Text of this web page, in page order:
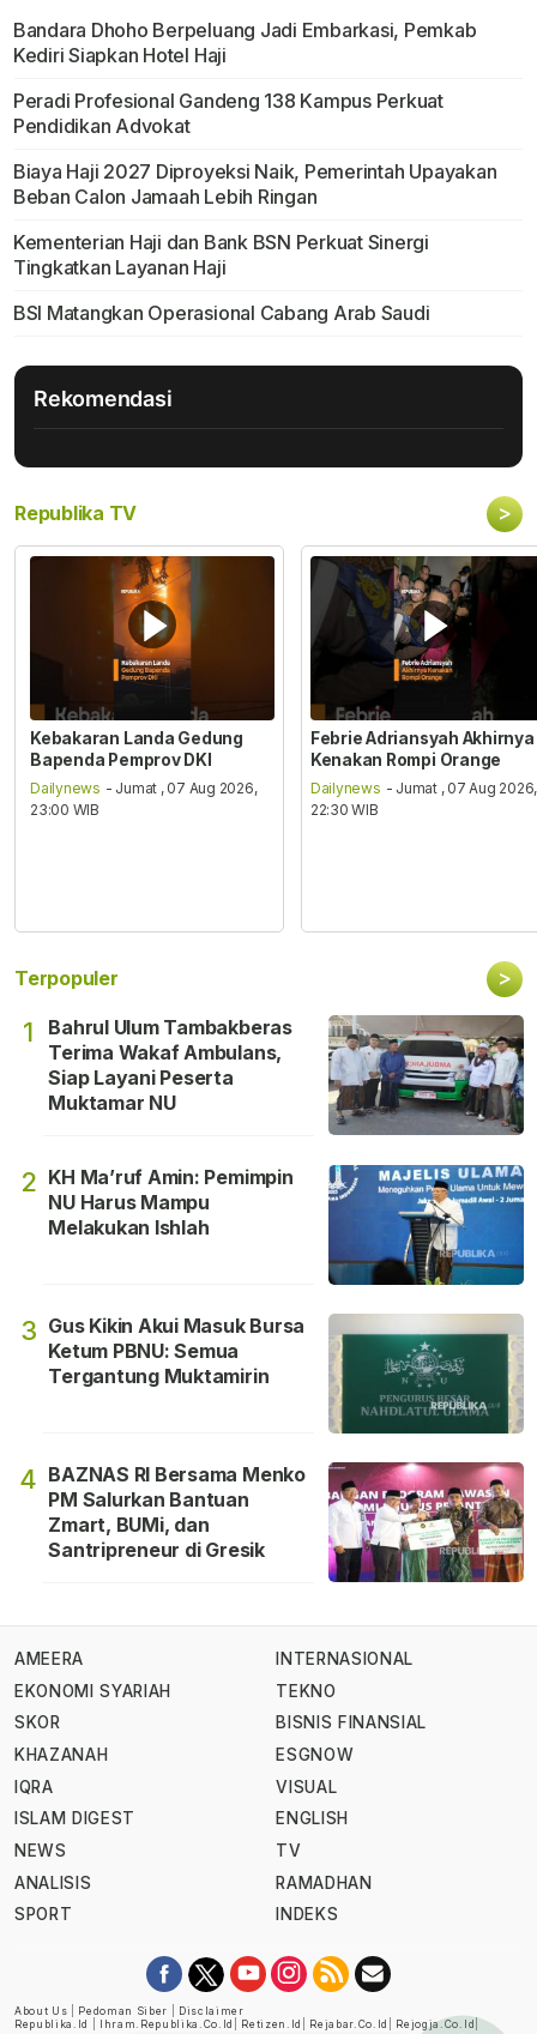
Bandara Dhoho Berpeluang Jadi Embarkasi, Pemkab
Kediri Siapkan Hotel Haji
Peradi Profesional Gandeng 138 Kampus Perkuat
Pendidikan Advokat
Biaya Haji 2027 Diproyeksi Naik, Pemerintah Upayakan
Beban Calon Jamaah Lebih Ringan
Kementerian Haji dan Bank BSN Perkuat Sinergi
Tingkatkan Layanan Haji
BSI Matangkan Operasional Cabang Arab Saudi
Rekomendasi
Republika TV >
Kebakaran Landa Gedung
Bapenda Pemprov DKI
Dailynews - Jumat , 07 Aug 2026,
23:00 WIB
Febrie Adriansyah Akhirnya
Kenakan Rompi Orange
Dailynews - Jumat , 07 Aug 2026,
22:30 WIB
Terpopuler >
1
Bahrul Ulum Tambakberas
Terima Wakaf Ambulans,
Siap Layani Peserta
Muktamar NU
2 KH Ma’ruf Amin: Pemimpin
NU Harus Mampu
Melakukan Ishlah
3 Gus Kikin Akui Masuk Bursa
Ketum PBNU: Semua
Tergantung Muktamirin
4 BAZNAS RI Bersama Menko
PM Salurkan Bantuan
Zmart, BUMi, dan
Santripreneur di Gresik
AMEERA
EKONOMI SYARIAH
SKOR
KHAZANAH
IQRA
ISLAM DIGEST
NEWS
ANALISIS
SPORT
INTERNASIONAL
TEKNO
BISNIS FINANSIAL
ESGNOW
VISUAL
ENGLISH
TV
RAMADHAN
INDEKS
About Us Pedoman Siber
Disclaimer
Republika.id
Ihram.republika.co.id Retizen.id Rejabar.co.id Rejogja.co.id